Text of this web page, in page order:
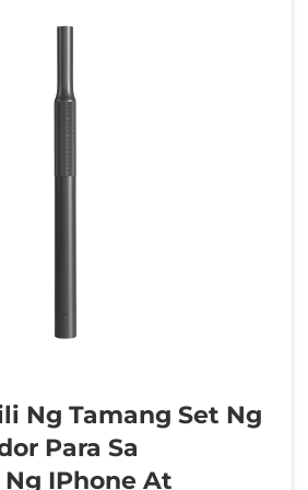
Ng Tamang Set Ng
Para Sa
IPhone At